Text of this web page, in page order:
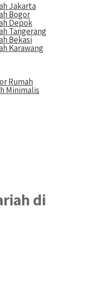
Jakarta
Bogor
Depok
Tangerang
Bekasi
Karawang
Rumah
Minimalis
di